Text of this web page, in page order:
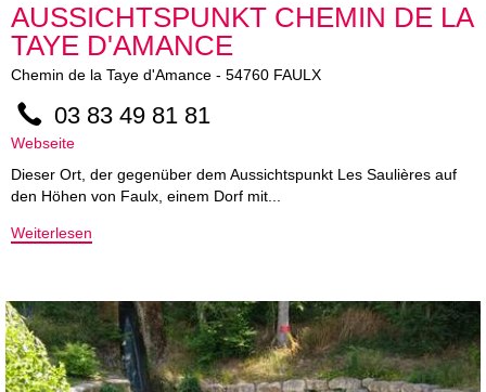
AUSSICHTSPUNKT CHEMIN DE LA
TAYE D'AMANCE
Chemin de la Taye d'Amance - 54760 FAULX
03 83 49 81 81
Webseite
Dieser Ort, der gegenüber dem Aussichtspunkt Les Saulières auf
den Höhen von Faulx, einem Dorf mit...
Weiterlesen